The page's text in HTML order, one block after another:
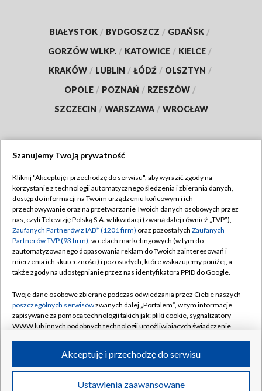
BIAŁYSTOK / BYDGOSZCZ / GDAŃSK /
GORZÓW WLKP. / KATOWICE / KIELCE /
KRAKÓW / LUBLIN / ŁÓDŹ / OLSZTYN /
OPOLE / POZNAŃ / RZESZÓW /
SZCZECIN / WARSZAWA / WROCŁAW
TVP
Abonament TVP
Emisja w TVP
Centrum informacji TVP
Naziemna Telewizja Cyfrowa
Rada Programowa
System NOS
Informacje o nadawcy
Program dla prasy
Regulamin TVP
Polityka prywatności
Moje zgody
Pomoc
Kontakt
Kanały
©2026 Telewizja Polska S.A. w likwidacji
Szanujemy Twoją prywatność
Kliknij "Akceptuję i przechodzę do serwisu", aby wyrazić zgody na
korzystanie z technologii automatycznego śledzenia i zbierania danych,
dostęp do informacji na Twoim urządzeniu końcowym i ich
przechowywanie oraz na przetwarzanie Twoich danych osobowych przez
nas, czyli Telewizję Polską S.A. w likwidacji (zwaną dalej również „TVP”),
Zaufanych Partnerów z IAB* (1201 firm) oraz pozostałych Zaufanych
Partnerów TVP (93 firm), w celach marketingowych (w tym do
zautomatyzowanego dopasowania reklam do Twoich zainteresowań i
mierzenia ich skuteczności) i pozostałych, które wskazujemy poniżej, a
także zgody na udostępnianie przez nas identyfikatora PPID do Google.
Twoje dane osobowe zbierane podczas odwiedzania przez Ciebie naszych
poszczególnych serwisówzwanych dalej „Portalem”, w tym informacje
zapisywane za pomocą technologii takich jak: pliki cookie, sygnalizatory
WWW lub innych podobnych technologii umożliwiających świadczenie
ruchu w Internecie.
Twoje dane osobowe zbierane podczas odwiedzania przez Ciebie
Ustawienia zaawansowane
Akceptuję i przechodzę do serwisu